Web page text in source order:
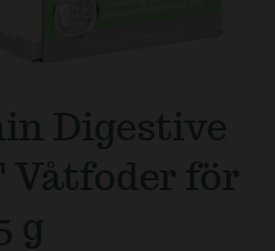
Digestive
Våtfoder för
g